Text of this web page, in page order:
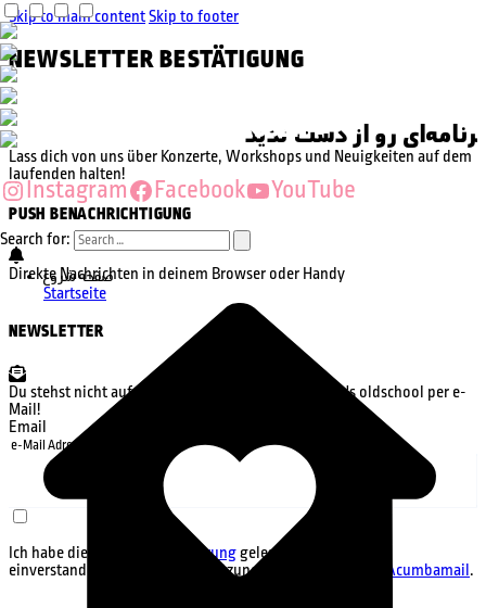
Skip to main contentSkip to footer
Instagram Facebook YouTube
Search for:
صفحه شروع
Startseite
NEWSLETTER BESTÄTIGUNG
KEINEN TERMIN VERPASSEN
Lass dich von uns über Konzerte, Workshops und Neuigkeiten auf dem
laufenden halten!
PUSH BENACHRICHTIGUNG
Direkte Nachrichten in deinem Browser oder Handy
Jetzt abonnieren
NEWSLETTER
Du stehst nicht auf Pushbenachrichtigungen? Mach's oldschool per e-
Mail!
Email
Ich habe die Datenschutzerklärunggelesen und bin damit
einverstanden sowie mit den Nutzungsbedingungen von
Acumbamail.